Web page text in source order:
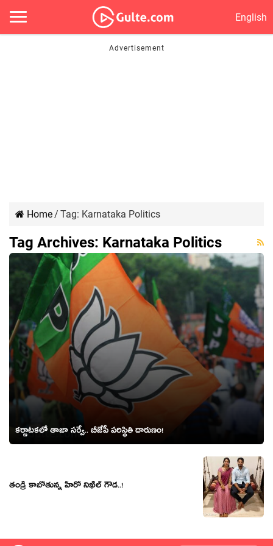
English
Home/ Tag: Karnataka Politics
Tag Archives: Karnataka Politics
క‌ర్ణాట‌క‌లో తాజా స‌ర్వే.. బీజేపీ ప‌రిస్థితి దారుణం!
తండ్రి కాబోతున్న హీరో నిఖిల్ గౌడ..!